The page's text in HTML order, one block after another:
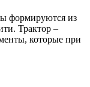
формируются из
Трактор –
которые при